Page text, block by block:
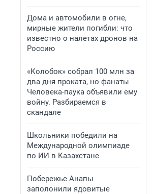
Дома и автомобили в огне,
мирные жители погибли: что
известно о налетах дронов на
Россию
«Колобок» собрал 100 млн за
два дня проката, но фанаты
Человека-паука объявили ему
войну. Разбираемся в
скандале
Школьники победили на
Международной олимпиаде
по ИИ в Казахстане
Побережье Анапы
заполонили ядовитые